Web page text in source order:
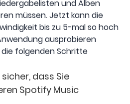
und Alben
müssen. Jetzt kann die
bis zu 5-mal so hoch
ausprobieren
folgenden Schritte
dass Sie
Spotify Music